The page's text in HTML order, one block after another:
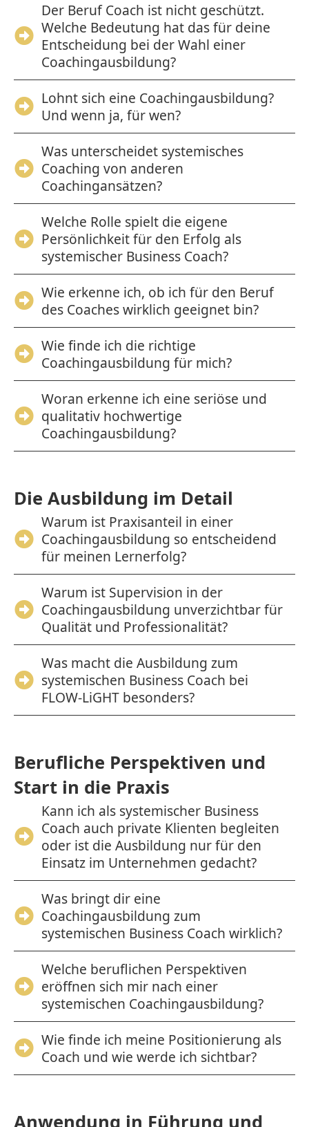
Der Beruf Coach ist nicht geschützt.
Welche Bedeutung hat das für deine
Entscheidung bei der Wahl einer
Coachingausbildung?
Lohnt sich eine Coachingausbildung?
Und wenn ja, für wen?
Was unterscheidet systemisches
Coaching von anderen
Coachingansätzen?
Welche Rolle spielt die eigene
Persönlichkeit für den Erfolg als
systemischer Business Coach?
Wie erkenne ich, ob ich für den Beruf
des Coaches wirklich geeignet bin?
Wie finde ich die richtige
Coachingausbildung für mich?
Woran erkenne ich eine seriöse und
qualitativ hochwertige
Coachingausbildung?
Die Ausbildung im Detail
Warum ist Praxisanteil in einer
Coachingausbildung so entscheidend
für meinen Lernerfolg?
Warum ist Supervision in der
Coachingausbildung unverzichtbar für
Qualität und Professionalität?
Was macht die Ausbildung zum
systemischen Business Coach bei
FLOW-LiGHT besonders?
Berufliche Perspektiven und
Start in die Praxis
Kann ich als systemischer Business
Coach auch private Klienten begleiten
oder ist die Ausbildung nur für den
Einsatz im Unternehmen gedacht?
Was bringt dir eine
Coachingausbildung zum
systemischen Business Coach wirklich?
Welche beruflichen Perspektiven
eröffnen sich mir nach einer
systemischen Coachingausbildung?
Wie finde ich meine Positionierung als
Coach und wie werde ich sichtbar?
Anwendung in Führung und